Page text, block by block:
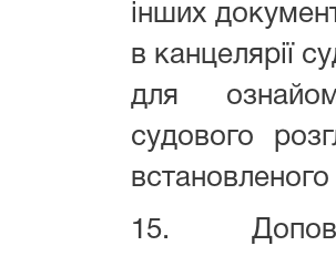
інших
в канцелярії
для
судового
15.